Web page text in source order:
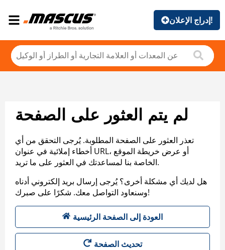
إدراج الإعلان!
لم يتم العثور على الصفحة
تعذر العثور على الصفحة المطلوبة. يُرجى التحقق من أي
أخطاء إملائية في عنوان URL، أو عرض خريطة الموقع
الخاصة بنا لمساعدتك في العثور على ما تريد.
هل لديك أي مشكلة أخرى؟ يُرجى إرسال بريد إلكتروني أدناه
وسنعاود التواصل معك. شكرًا على صبرك!
العودة إلى الصفحة الرئيسية
تحديث الصفحة